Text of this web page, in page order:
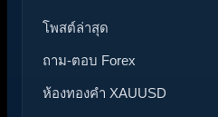
โพสต์ล่าสุด
ถาม-ตอบ Forex
ห้องทองคำ XAUUSD